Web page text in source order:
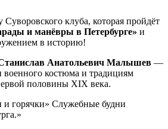
клуба, которая пройдёт
и манёвры в Петербурге» и
в историю!
Анатольевич Малышев —
военного костюма и традициям
половины XIX века.
и горячки» Служебные будни